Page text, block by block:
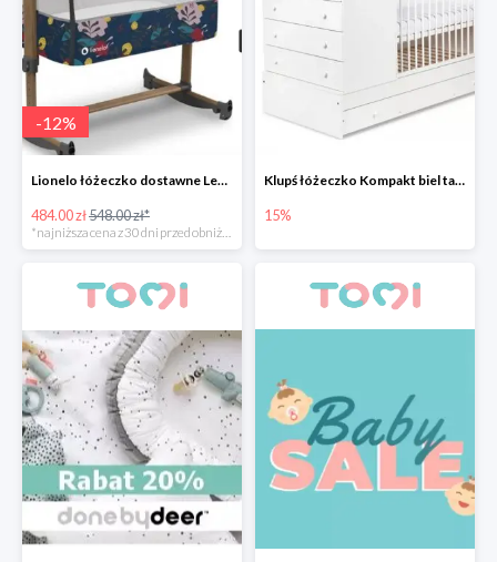
-12%
Lionelo łóżeczko dostawne Leonie Grey Stone -12%
484.00 zł548.00 zł*
Klupś łóżeczko Kompakt biel tanie 15%
15%